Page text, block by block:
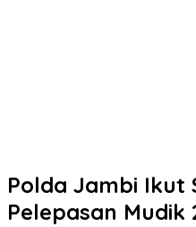
Polda Jambi Ikut
Pelepasan Mudik